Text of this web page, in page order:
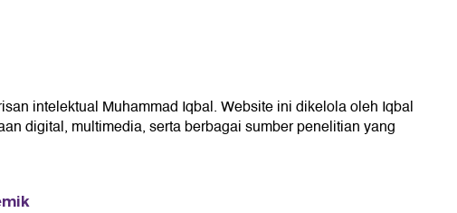
intelektual Muhammad Iqbal. Website ini dikelola oleh Iqbal
digital, multimedia, serta berbagai sumber penelitian yang